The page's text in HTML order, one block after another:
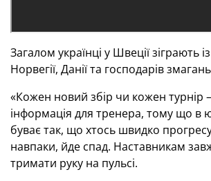
Загалом українці у Швеції зіграють
Норвегії, Данії та господарів
«Кожен новий збір чи кожен турнір
інформація для тренера, тому що в
буває так, що хтось швидко
навпаки, йде спад. Наставникам
тримати руку на пульсі.